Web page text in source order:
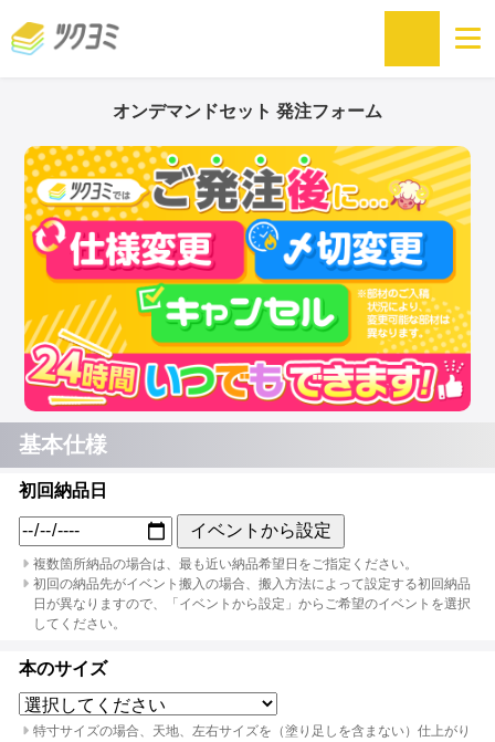
オンデマンドセット 発注フォーム
基本仕様
初回納品日
イベントから設定
複数箇所納品の場合は、最も近い納品希望日をご指定ください。
初回の納品先がイベント搬入の場合、搬入方法によって設定する初回納品
日が異なりますので、「イベントから設定」からご希望のイベントを選択
してください。
本のサイズ
特寸サイズの場合、天地、左右サイズを（塗り足しを含まない）仕上がり